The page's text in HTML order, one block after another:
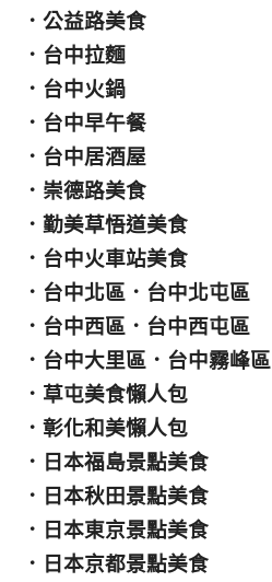
． 公益路美食
． 台中拉麵
． 台中火鍋
． 台中早午餐
． 台中居酒屋
． 崇德路美食
． 勤美草悟道美食
． 台中火車站美食
． 台中北區 ． 台中北屯區
． 台中西區 ． 台中西屯區
． 台中大里區 ． 台中霧峰區
． 草屯美食懶人包
． 彰化和美懶人包
． 日本福島景點美食
． 日本秋田景點美食
． 日本東京景點美食
． 日本京都景點美食